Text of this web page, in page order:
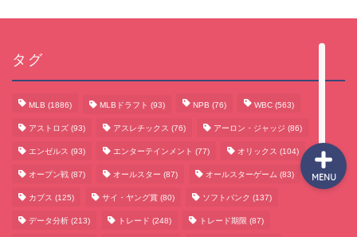
タグ
MLB (1886) MLBドラフト (93) NPB (76) WBC (563)
アストロズ (93) アスレチックス (76) アーロン・ジャッジ (86)
エンゼルス (93) エンターテインメント (77) オリックス (104)
オープン戦 (87) オールスター (87) オールスターゲーム (83)
カブス (125) サイ・ヤング賞 (80) ソフトバンク (137)
データ分析 (213) トレード (248) トレード期限 (87)
MENU